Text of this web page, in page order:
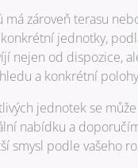
má zároveň terasu
jednotky,
nejen od dispozice,
a konkrétní
jednotek se
nabídku a
smysl podle vašeho